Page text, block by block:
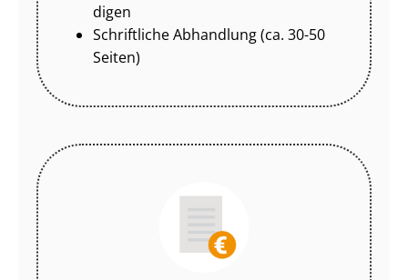
di­gen
Schriftliche Abhandlung (ca. 30-50
Seiten)